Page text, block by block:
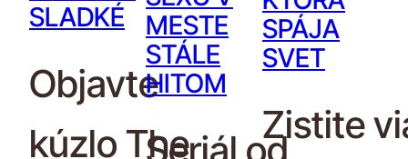
SLADKÉ
Objavte
kúzlo The
MESTE
STÁLE
HITOM
Seriál od
SPÁJA
SVET
Zistite